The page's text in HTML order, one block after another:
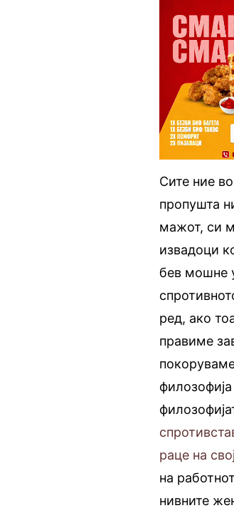
Сите ние
пропушта
мажот, си
извадоци
бев мошне
ред, ако
правиме
раце на
на
нивните